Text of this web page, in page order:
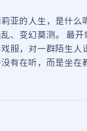
亚的人生，是什
、变幻莫测。 最
服，对一群陌生
有在听，而是坐